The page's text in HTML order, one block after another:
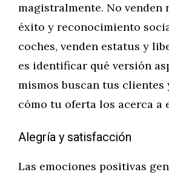
magistralmente. No venden
éxito y reconocimiento
coches, venden estatus y
es identificar qué versión
mismos buscan tus clientes
cómo tu oferta los acerca a
Alegría y satisfacción
Las emociones positivas